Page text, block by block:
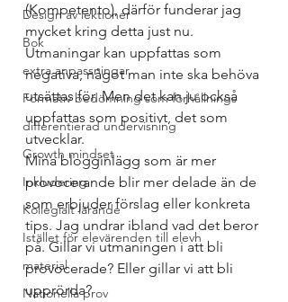
Design av lektioner
Bok
extra anpassningar
Formativ bedömning som förhållnings
differentierad undervisning
Growth mindset
Inkludering
Kollegialt lärande
Istället för elevärenden till elevh
material
Nationella prov
(Kompetento), därför funderar jag
mycket kring detta just nu.
Utmaningar kan uppfattas som
negativa, något man inte ska behöva
utsättas för. Men det kan ju också
uppfattas som positivt, det som
utvecklar.
Mina blogginlägg som är mer
provocerande blir mer delade än de
som erbjuder förslag eller konkreta
tips. Jag undrar ibland vad det beror
på. Gillar vi utmaningen i att bli
provocerade? Eller gillar vi att bli
upprörda?